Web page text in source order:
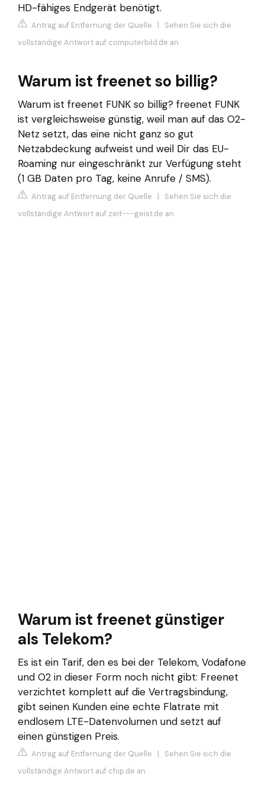
HD-fähiges Endgerät benötigt.
Antrag auf Entfernung der Quelle | Sehen Sie sich die
vollständige Antwort auf computerbild.de an
Warum ist freenet so billig?
Warum ist freenet FUNK so billig? freenet FUNK
ist vergleichsweise günstig, weil man auf das O2-
Netz setzt, das eine nicht ganz so gut
Netzabdeckung aufweist und weil Dir das EU-
Roaming nur eingeschränkt zur Verfügung steht
(1 GB Daten pro Tag, keine Anrufe / SMS).
Antrag auf Entfernung der Quelle | Sehen Sie sich die
vollständige Antwort auf zeit---geist.de an
Warum ist freenet günstiger
als Telekom?
Es ist ein Tarif, den es bei der Telekom, Vodafone
und O2 in dieser Form noch nicht gibt: Freenet
verzichtet komplett auf die Vertragsbindung,
gibt seinen Kunden eine echte Flatrate mit
endlosem LTE-Datenvolumen und setzt auf
einen günstigen Preis.
Antrag auf Entfernung der Quelle | Sehen Sie sich die
vollständige Antwort auf chip.de an